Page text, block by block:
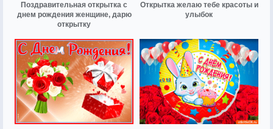
Поздравительная открытка с
днем рождения женщине, дарю
открытку
Открытка желаю тебе красоты и
улыбок